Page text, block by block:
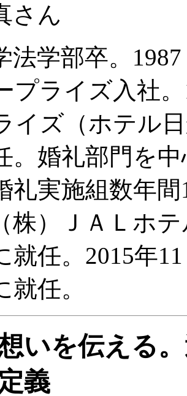
さん
法学部卒。
プライズ入社
イズ（ホテル
。婚礼部門を
礼実施組数年
株）ＪＡＬホ
就任。2015年
任。
いを伝える
義